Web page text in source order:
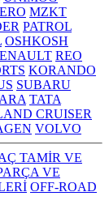
MZKT
PATROL
OSHKOSH
REO
KORANDO
SUBARU
TATA
CRUISER
VOLVO
TAMİR VE
VE
OFF-ROAD